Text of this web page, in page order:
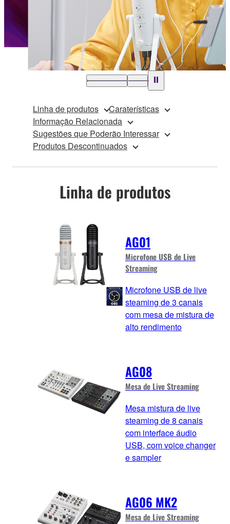
Linha de produtos
Caraterísticas
Informação Relacionada
Sugestões que Poderão Interessar
Produtos Descontinuados
Linha de produtos
AG01
Microfone USB de Live
Streaming
Microfone USB de live
steaming de 3 canais
com mesa de mistura de
alto rendimento
AG08
Mesa de Live Streaming
Mesa mistura de live
steaming de 8 canais
com interface áudio
USB, com voice changer
e sampler
AG06 MK2
Mesa de Live Streaming